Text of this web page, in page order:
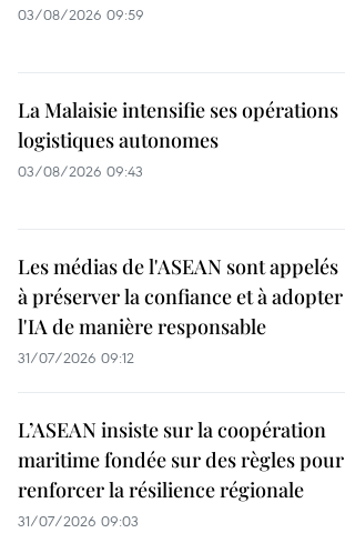
03/08/2026 09:59
La Malaisie intensifie ses opérations
logistiques autonomes
03/08/2026 09:43
Les médias de l'ASEAN sont appelés
à préserver la confiance et à adopter
l'IA de manière responsable
31/07/2026 09:12
L’ASEAN insiste sur la coopération
maritime fondée sur des règles pour
renforcer la résilience régionale
31/07/2026 09:03